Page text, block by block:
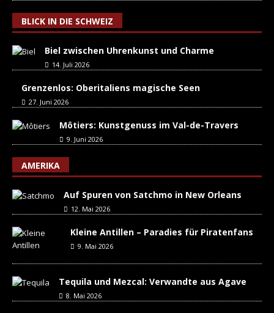
BLICK IN DIE SCHWEIZ
Biel zwischen Uhrenkunst und Charme
14. Juli 2026
Grenzenlos: Oberitaliens magische Seen
27. Juni 2026
Môtiers: Kunstgenuss im Val-de-Travers
9. Juni 2026
AMERIKA
Auf Spuren von Satchmo in New Orleans
12. Mai 2026
Kleine Antillen – Paradies für Piratenfans
9. Mai 2026
Tequila und Mezcal: Verwandte aus Agave
8. Mai 2026